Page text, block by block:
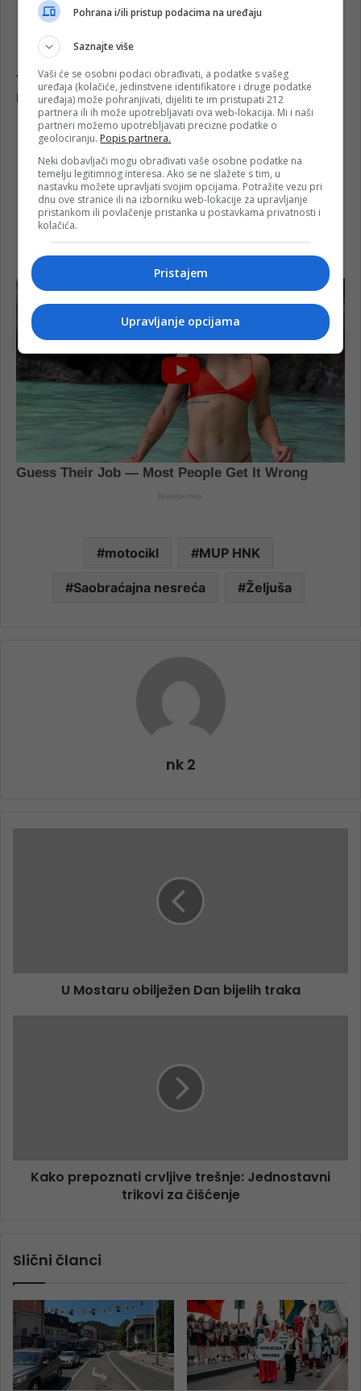
motocikl MUP HNK
Saobraćajna nesreća Željuša
nk 2
U Mostaru obilježen Dan bijelih traka
Kako prepoznati crvljive trešnje: Jednostavni
trikovi za čišćenje
Slični članci
Pohrana i/ili pristup podacima na uređaju
Saznajte više
Vaši će se osobni podaci obrađivati, a podatke s vašeg
uređaja (kolačiće, jedinstvene identifikatore i druge podatke
uređaja) može pohranjivati, dijeliti te im pristupati 212
partnera ili ih može upotrebljavati ova web-lokacija. Mi i naši
partneri možemo upotrebljavati precizne podatke o
geolociranju. Popis partnera.
Neki dobavljači mogu obrađivati vaše osobne podatke na
temelju legitimnog interesa. Ako se ne slažete s tim, u
nastavku možete upravljati svojim opcijama. Potražite vezu pri
dnu ove stranice ili na izborniku web-lokacije za upravljanje
pristankom ili povlačenje pristanka u postavkama privatnosti i
kolačića.
Pristajem
Upravljanje opcijama